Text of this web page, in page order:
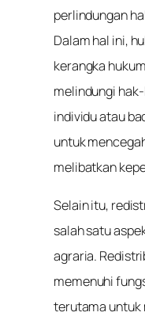
perlindungan
Dalam hal ini,
kerangka
melindungi
individu atau
untuk
melibatkan
Selain itu,
salah satu
agraria.
memenuhi
terutama untuk